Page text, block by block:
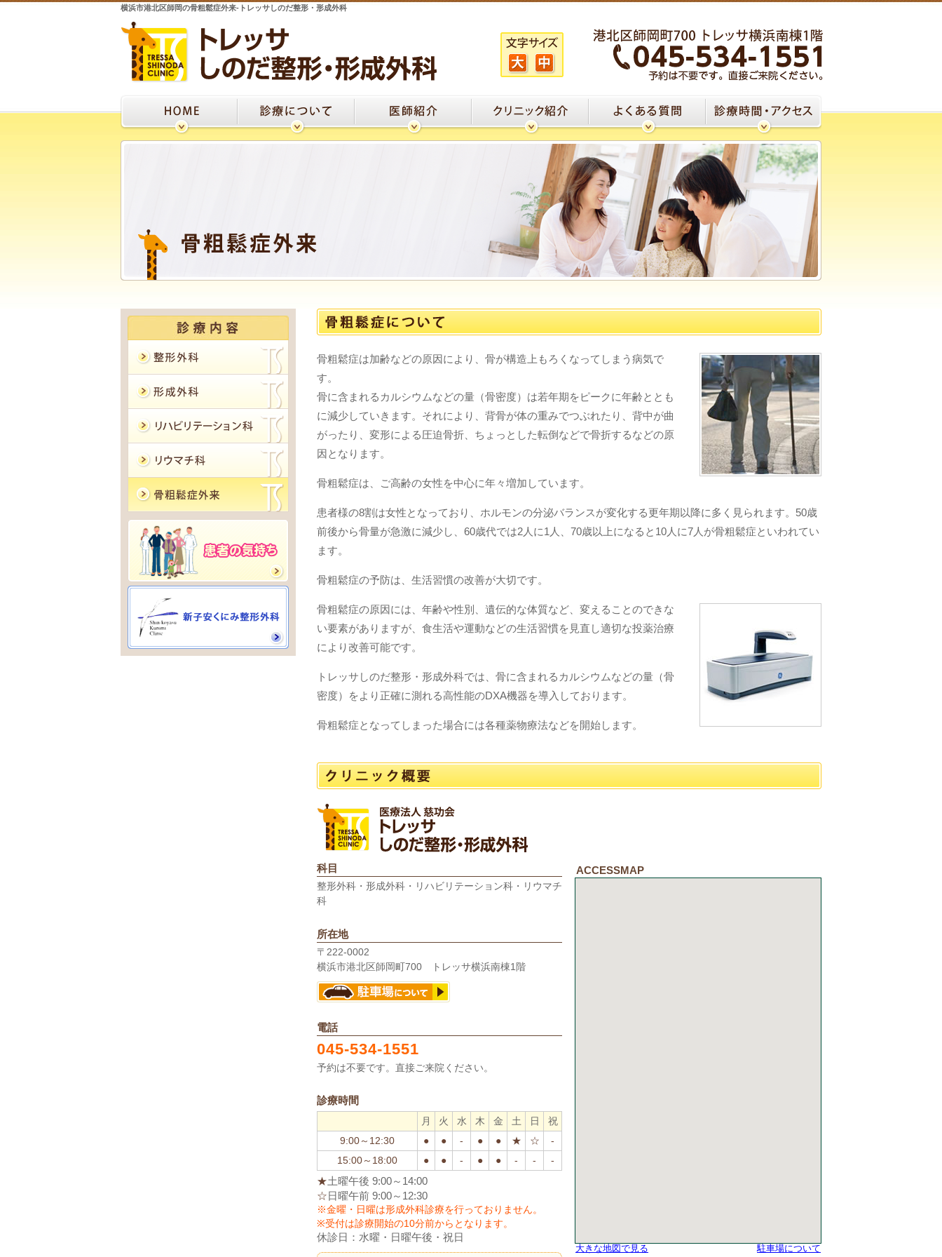
横浜市港北区師岡の骨粗鬆症外来‐トレッサしのだ整形・形成外科
骨粗鬆症は加齢などの原因により、骨が構造上もろくなってしまう病気で
す。
骨に含まれるカルシウムなどの量（骨密度）は若年期をピークに年齢ととも
に減少していきます。それにより、背骨が体の重みでつぶれたり、背中が曲
がったり、変形による圧迫骨折、ちょっとした転倒などで骨折するなどの原
因となります。
骨粗鬆症は、ご高齢の女性を中心に年々増加しています。
患者様の8割は女性となっており、ホルモンの分泌バランスが変化する更年期以降に多く見られます。50歳
前後から骨量が急激に減少し、60歳代では2人に1人、70歳以上になると10人に7人が骨粗鬆症といわれてい
ます。
骨粗鬆症の予防は、生活習慣の改善が大切です。
骨粗鬆症の原因には、年齢や性別、遺伝的な体質など、変えることのできな
い要素がありますが、食生活や運動などの生活習慣を見直し適切な投薬治療
により改善可能です。
トレッサしのだ整形・形成外科では、骨に含まれるカルシウムなどの量（骨
密度）をより正確に測れる高性能のDXA機器を導入しております。
骨粗鬆症となってしまった場合には各種薬物療法などを開始します。
科目
整形外科・形成外科・リハビリテーション科・リウマチ
科
所在地
〒222-0002
横浜市港北区師岡町700 トレッサ横浜南棟1階
電話
045-534-1551
予約は不要です。直接ご来院ください。
診療時間
月 火 水 木 金 土 日
祝
9:00～12:30
● ● - ● ● ★ ☆
-
15:00～18:00
● ● - ● ● - - -
★土曜午後 9:00～14:00
☆日曜午前 9:00～12:30
※金曜・日曜は形成外科診療を行っておりません。
※受付は診療開始の10分前からとなります。
休診日：水曜・日曜午後・祝日
ACCESSMAP
大きな地図で見る 駐車場について